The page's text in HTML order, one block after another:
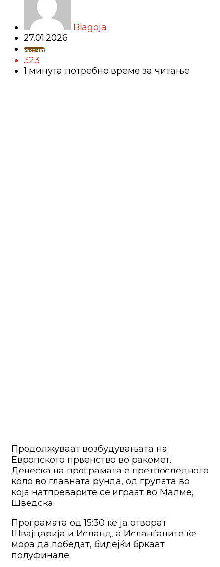
Blagoja
27.01.2026
Ракомет
323
1 минутa потребно време за читање
Продолжуваат возбудувањата на
Европското првенство во ракомет.
Денеска на програмата е претпоследното
коло во главната рунда, од групата во
која натпреварите се играат во Малме,
Шведска.
Програмата од 15:30 ќе ја отворат
Швајцарија и Исланд, а Исланѓаните ќе
мора да победат, бидејќи бркаат
полуфинале.